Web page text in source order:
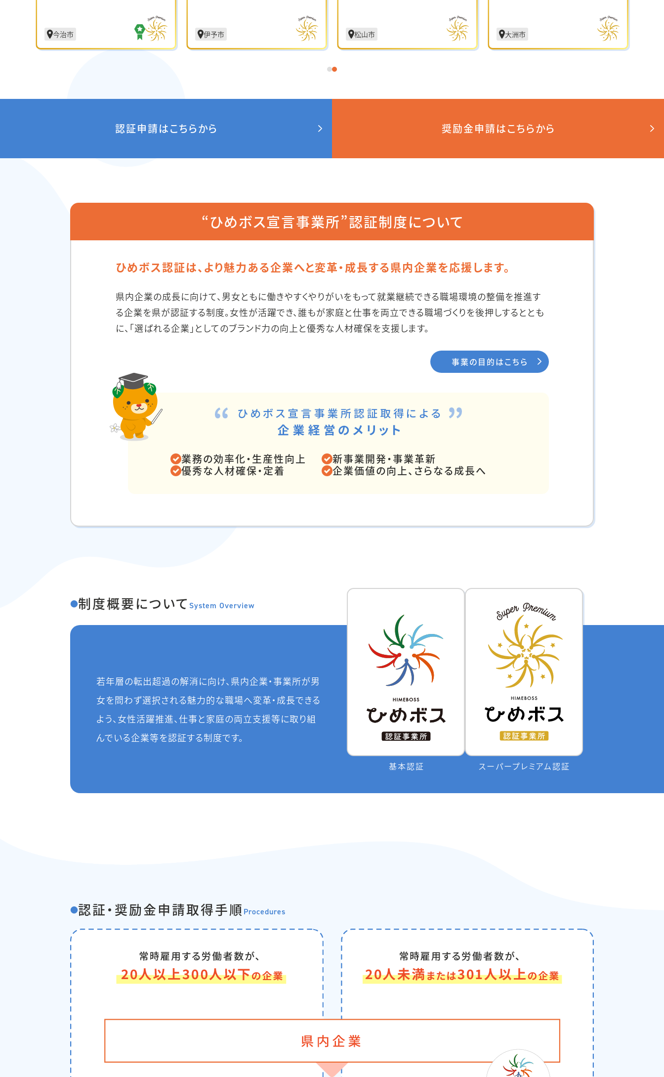
今治市 伊予市 松山市 大洲市
認証申請はこちらから 奨励金申請はこちらから
“ひめボス宣言事業所”認証制度について
ひめボス認証は、より魅力ある企業へと変革・成長する県内企業を応援します。
県内企業の成長に向けて、男女ともに働きやすくやりがいをもって就業継続できる職場環境の整備を推進す
る企業を県が認証する制度。女性が活躍でき、誰もが家庭と仕事を両立できる職場づくりを後押しするととも
に、「選ばれる企業」としてのブランド力の向上と優秀な人材確保を支援します。
事業の目的はこちら
業務の効率化・生産性向上
新事業開発・事業革新
優秀な人材確保・定着
企業価値の向上、さらなる成長へ
●制度概要について System Overview
若年層の転出超過の解消に向け、県内企業・事業所が男
女を問わず選択される魅力的な職場へ変革・成長できる
よう、女性活躍推進、仕事と家庭の両立支援等に取り組
んでいる企業等を認証する制度です。
基本認証 スーパープレミアム認証
●認証・奨励金申請取得手順 Procedures